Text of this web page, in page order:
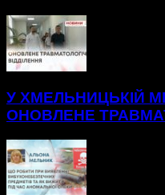
У ХМЕЛЬНИЦЬКІЙ
ОНОВЛЕНЕ